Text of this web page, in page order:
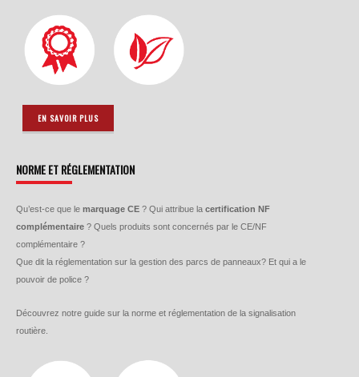
EN SAVOIR PLUS
NORME ET RÉGLEMENTATION
Qu’est-ce que le marquage CE ? Qui attribue la certification NF
complémentaire ? Quels produits sont concernés par le CE/NF
complémentaire ?
Que dit la réglementation sur la gestion des parcs de panneaux? Et qui a le
pouvoir de police ?
Découvrez notre guide sur la norme et réglementation de la signalisation
routière.